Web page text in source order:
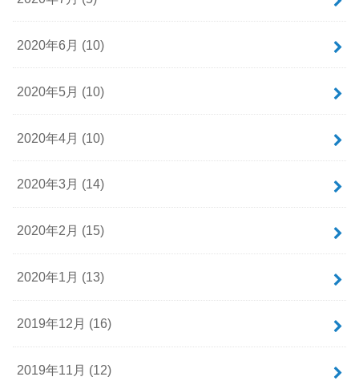
2020年6月 (10)
2020年5月 (10)
2020年4月 (10)
2020年3月 (14)
2020年2月 (15)
2020年1月 (13)
2019年12月 (16)
2019年11月 (12)